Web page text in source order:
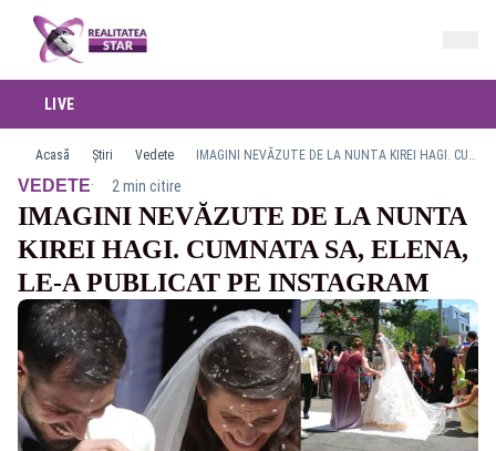
LIVE
Acasă Știri Vedete IMAGINI NEVĂZUTE DE LA NUNTA KIREI HAGI. CUMNATA SA, ELENA, LE-A PUBLICAT PE INSTAGRAM
VEDETE· 2 min citire
IMAGINI NEVĂZUTE DE LA NUNTA
KIREI HAGI. CUMNATA SA, ELENA,
LE-A PUBLICAT PE INSTAGRAM